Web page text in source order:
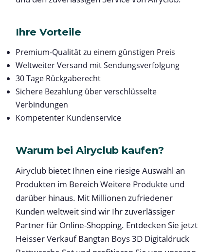
Ihre Vorteile
Premium-Qualität zu einem günstigen Preis
Weltweiter Versand mit Sendungsverfolgung
30 Tage Rückgaberecht
Sichere Bezahlung über verschlüsselte
Verbindungen
Kompetenter Kundenservice
Warum bei Airyclub kaufen?
Airyclub bietet Ihnen eine riesige Auswahl an
Produkten im Bereich Weitere Produkte und
darüber hinaus. Mit Millionen zufriedener
Kunden weltweit sind wir Ihr zuverlässiger
Partner für Online-Shopping. Entdecken Sie jetzt
Heisser Verkauf Bangtan Boys 3D Digitaldruck